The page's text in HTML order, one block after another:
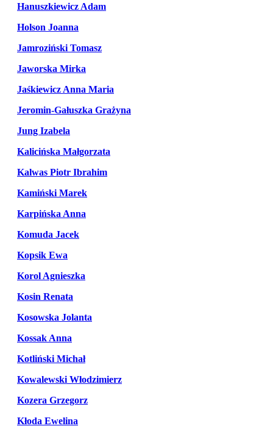
Hanuszkiewicz Adam
Holson Joanna
Jamroziński Tomasz
Jaworska Mirka
Jaśkiewicz Anna Maria
Jeromin-Gałuszka Grażyna
Jung Izabela
Kalicińska Małgorzata
Kalwas Piotr Ibrahim
Kamiński Marek
Karpińska Anna
Komuda Jacek
Kopsik Ewa
Korol Agnieszka
Kosin Renata
Kosowska Jolanta
Kossak Anna
Kotliński Michał
Kowalewski Włodzimierz
Kozera Grzegorz
Kłoda Ewelina